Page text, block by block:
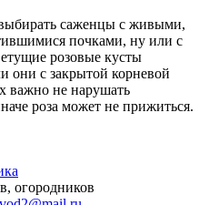
саженцы с живыми,
почками, ну или с
розовые кусты
они с закрытой корневой
важно не нарушать
роза может не прижиться.
огородников